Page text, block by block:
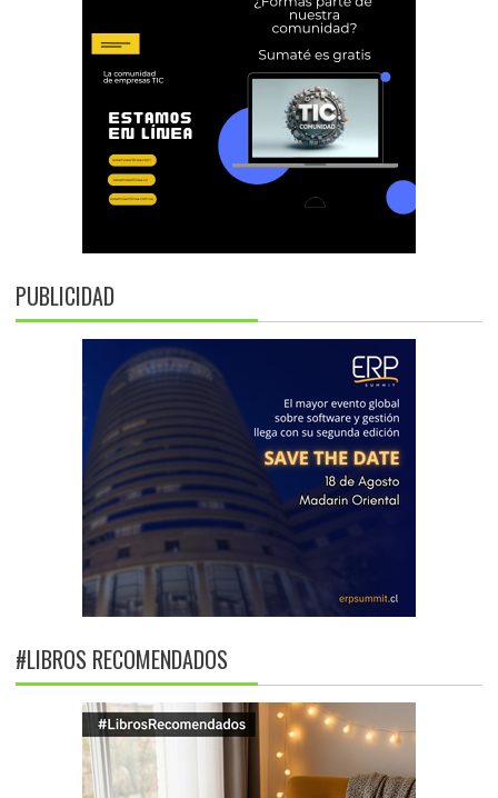
PUBLICIDAD
#LIBROS RECOMENDADOS